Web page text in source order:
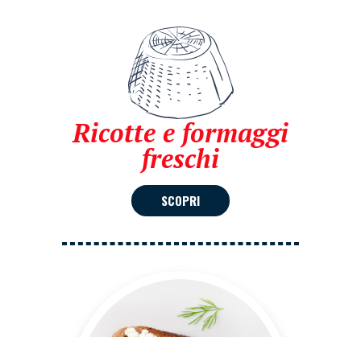
Ricotte e formaggi
freschi
SCOPRI